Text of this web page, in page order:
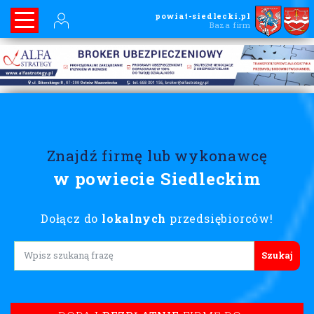
powiat-siedlecki.pl
Baza firm
Znajdź firmę lub wykonawcę
w powiecie Siedleckim
Dołącz do lokalnych przedsiębiorców!
Lorem ipsum